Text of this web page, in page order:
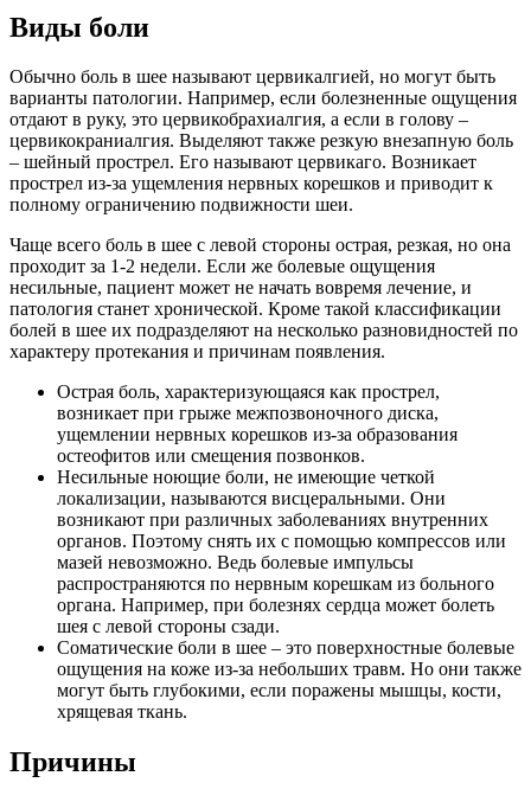
Виды боли
Обычно боль в шее называют цервикалгией, но могут быть
варианты патологии. Например, если болезненные ощущения
отдают в руку, это цервикобрахиалгия, а если в голову –
цервикокраниалгия. Выделяют также резкую внезапную боль
– шейный прострел. Его называют цервикаго. Возникает
прострел из-за ущемления нервных корешков и приводит к
полному ограничению подвижности шеи.
Чаще всего боль в шее с левой стороны острая, резкая, но она
проходит за 1-2 недели. Если же болевые ощущения
несильные, пациент может не начать вовремя лечение, и
патология станет хронической. Кроме такой классификации
болей в шее их подразделяют на несколько разновидностей по
характеру протекания и причинам появления.
Острая боль, характеризующаяся как прострел,
возникает при грыже межпозвоночного диска,
ущемлении нервных корешков из-за образования
остеофитов или смещения позвонков.
Несильные ноющие боли, не имеющие четкой
локализации, называются висцеральными. Они
возникают при различных заболеваниях внутренних
органов. Поэтому снять их с помощью компрессов или
мазей невозможно. Ведь болевые импульсы
распространяются по нервным корешкам из больного
органа. Например, при болезнях сердца может болеть
шея с левой стороны сзади.
Соматические боли в шее – это поверхностные болевые
ощущения на коже из-за небольших травм. Но они также
могут быть глубокими, если поражены мышцы, кости,
хрящевая ткань.
Причины